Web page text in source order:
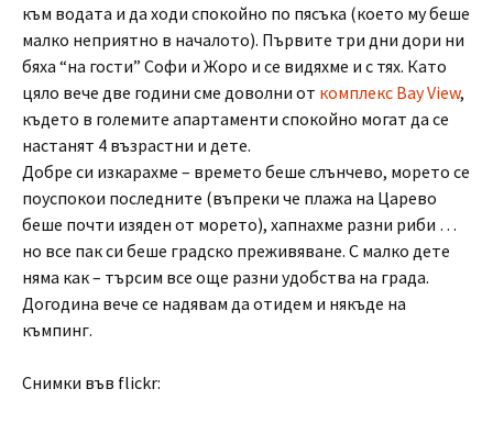
към водата и да ходи спокойно по пясъка (което му беше
малко неприятно в началото). Първите три дни дори ни
бяха “на гости” Софи и Жоро и се видяхме и с тях. Като
цяло вече две години сме доволни от комплекс Bay View,
където в големите апартаменти спокойно могат да се
настанят 4 възрастни и дете.
Добре си изкарахме – времето беше слънчево, морето се
поуспокои последните (въпреки че плажа на Царево
беше почти изяден от морето), хапнахме разни риби …
но все пак си беше градско преживяване. С малко дете
няма как – търсим все още разни удобства на града.
Догодина вече се надявам да отидем и някъде на
къмпинг.
Снимки във flickr: